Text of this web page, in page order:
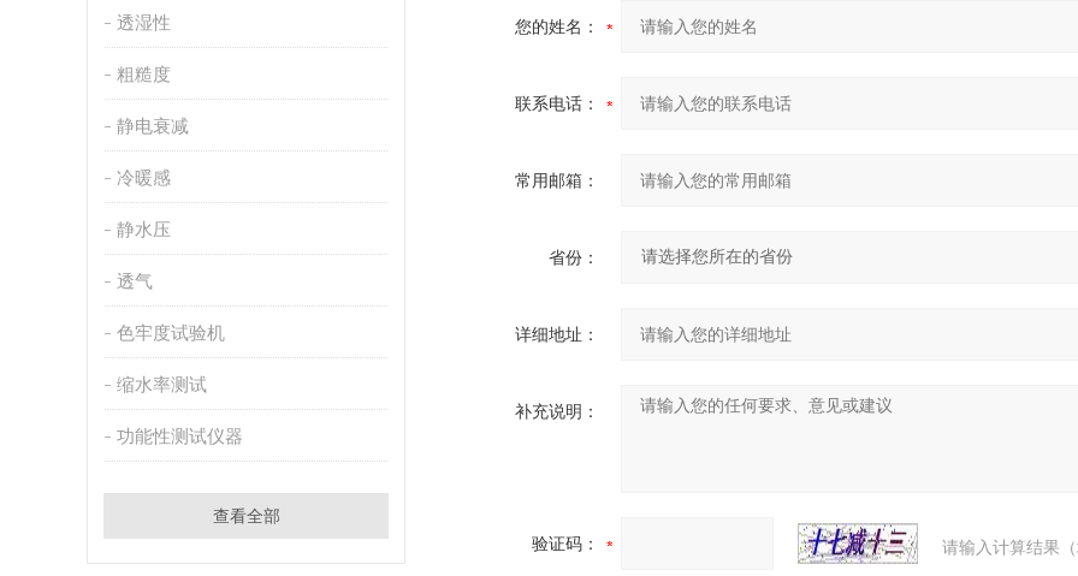
透湿性
粗糙度
静电衰减
冷暖感
静水压
透气
色牢度试验机
缩水率测试
功能性测试仪器
查看全部
您的姓名：
联系电话：
常用邮箱：
省份：
详细地址：
补充说明：
验证码： 请输入计算结果